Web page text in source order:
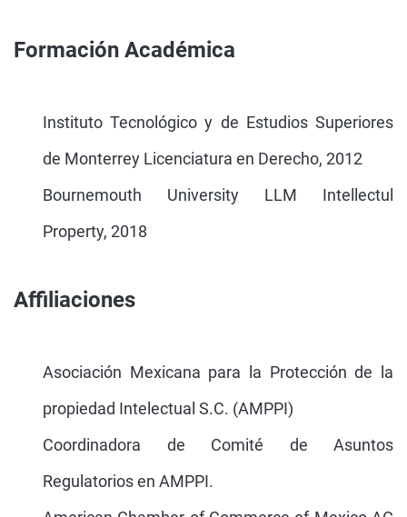
Formación Académica
Instituto Tecnológico y de Estudios Superiores
de Monterrey Licenciatura en Derecho, 2012
Bournemouth University LLM Intellectul
Property, 2018
Affiliaciones
Asociación Mexicana para la Protección de la
propiedad Intelectual S.C. (AMPPI)
Coordinadora de Comité de Asuntos
Regulatorios en AMPPI.